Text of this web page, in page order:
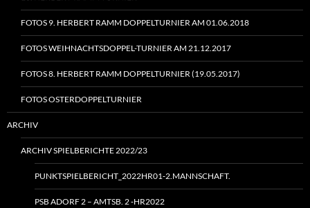
FOTOS 9. HERBERT RAMM DOPPELTURNIER AM 01.06.2018
FOTOS WEIHNACHTSDOPPEL-TURNIER AM 21.12.2017
FOTOS 8. HERBERT RAMM DOPPELTURNIER (19.05.2017)
FOTOS OSTERDOPPELTURNIER
ARCHIV
ARCHIV SPIELBERICHTE 2022/23
PUNKTSPIELBERICHT_2022HR01‑2.MANNSCHAFT.
PSB ADORF 2 – AMTSB. 2 ‑HR2022